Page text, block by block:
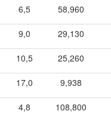
6,5 58,960
9,0 29,130
10,5 25,260
17,0 9,938
4,8 108,800